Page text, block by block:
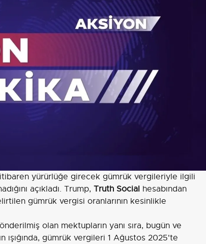
yürürlüğe girecek gümrük vergileriyle ilgili
açıkladı. Trump, Truth Social hesabından
gümrük vergisi oranlarının kesinlikle
olan mektupların yanı sıra, bugün ve
gümrük vergileri 1 Ağustos 2025'te